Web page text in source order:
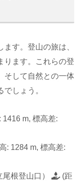
す。登山の旅は、
ります。これらの登
そして自然との一体
しょう。
1416 m, 標高差:
: 1284 m, 標高差:
尾根登山口）
(距